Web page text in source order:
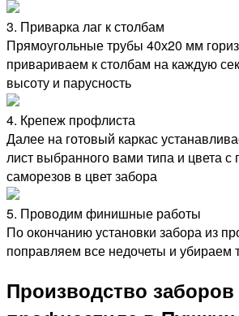
3. Приварка лаг к столбам
Прямоугольные трубы 40х20 мм
привариваем к столбам на каждую
высоту и парусность
4. Крепеж профлиста
Далее на готовый каркас
лист выбранного вами типа и цвета
саморезов в цвет забора
5. Проводим финишные работы
По окончанию установки забора из
поправляем все недочеты и убираем
Производство заборов